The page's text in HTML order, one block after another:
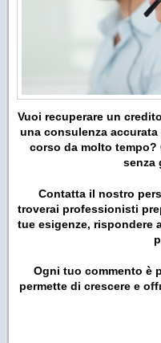
Vuoi recuperare un
una consulenza
corso da molto tempo?
senza
Contatta il nostro
troverai professionisti
tue esigenze, rispondere
Ogni tuo commento è
permette di crescere e